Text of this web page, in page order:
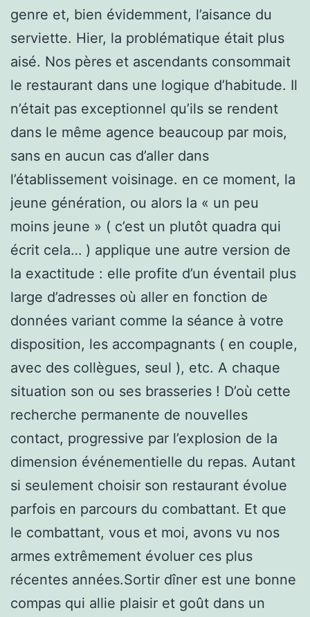
genre et, bien évidemment, l’aisance du
serviette. Hier, la problématique était plus
aisé. Nos pères et ascendants consommait
le restaurant dans une logique d’habitude. Il
n’était pas exceptionnel qu’ils se rendent
dans le même agence beaucoup par mois,
sans en aucun cas d’aller dans
l’établissement voisinage. en ce moment, la
jeune génération, ou alors la « un peu
moins jeune » ( c’est un plutôt quadra qui
écrit cela… ) applique une autre version de
la exactitude : elle profite d’un éventail plus
large d’adresses où aller en fonction de
données variant comme la séance à votre
disposition, les accompagnants ( en couple,
avec des collègues, seul ), etc. A chaque
situation son ou ses brasseries ! D’où cette
recherche permanente de nouvelles
contact, progressive par l’explosion de la
dimension événementielle du repas. Autant
si seulement choisir son restaurant évolue
parfois en parcours du combattant. Et que
le combattant, vous et moi, avons vu nos
armes extrêmement évoluer ces plus
récentes années.Sortir dîner est une bonne
compas qui allie plaisir et goût dans un